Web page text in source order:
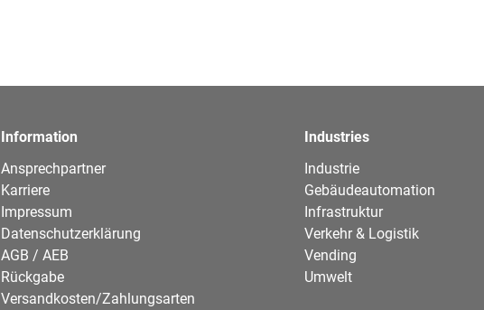
Information
Ansprechpartner
Karriere
Impressum
Datenschutzerklärung
AGB / AEB
Rückgabe
Versandkosten/Zahlungsarten
Industries
Industrie
Gebäudeautomation
Infrastruktur
Verkehr & Logistik
Vending
Umwelt